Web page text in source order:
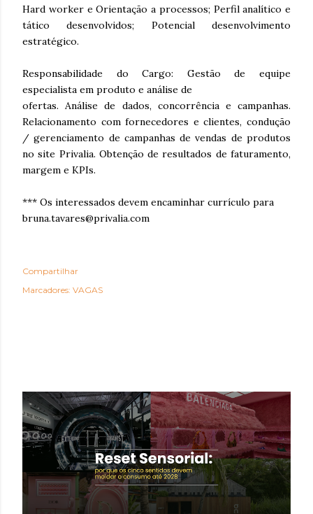
Hard worker e Orientação a processos; Perfil analítico e
tático desenvolvidos; Potencial desenvolvimento
estratégico.
Responsabilidade do Cargo: Gestão de equipe
especialista em produto e análise de
ofertas. Análise de dados, concorrência e campanhas.
Relacionamento com fornecedores e clientes, condução
/ gerenciamento de campanhas de vendas de produtos
no site Privalia. Obtenção de resultados de faturamento,
margem e KPIs.
*** Os interessados devem encaminhar currículo para
bruna.tavares@privalia.com
Compartilhar
Marcadores: VAGAS